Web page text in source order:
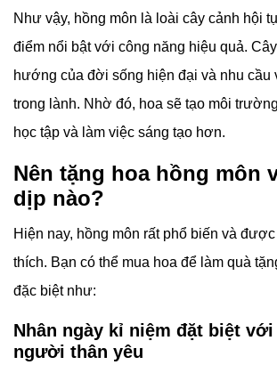
Như vậy, hồng môn là loài cây cảnh hội
điểm nổi bật với công năng hiệu quả.
hướng của đời sống hiện đại và nhu cầu
trong lành. Nhờ đó, hoa sẽ tạo môi
học tập và làm việc sáng tạo hơn.
Nên tặng hoa hồng môn
dịp nào?
Hiện nay, hồng môn rất phổ biến và
thích. Bạn có thể mua hoa để làm quà
đặc biệt như:
Nhân ngày kỉ niệm đặt biệt với
người thân yêu